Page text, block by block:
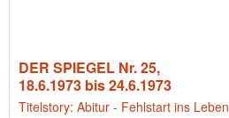
DER SPIEGEL Nr. 25,
18.6.1973 bis 24.6.1973
Titelstory: Abitur - Fehlstart ins Leben